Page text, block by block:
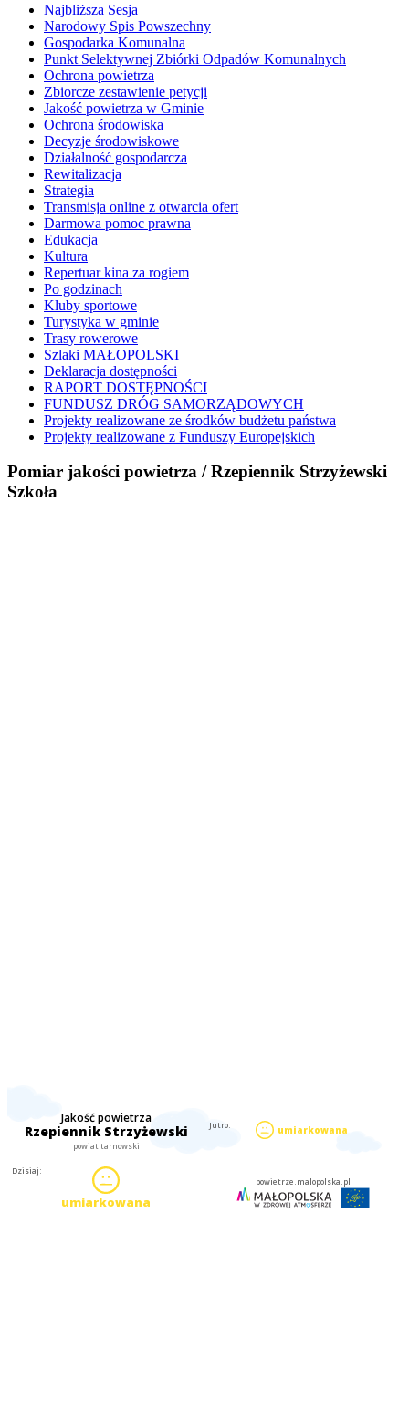
Najbliższa Sesja
Narodowy Spis Powszechny
Gospodarka Komunalna
Punkt Selektywnej Zbiórki Odpadów Komunalnych
Ochrona powietrza
Zbiorcze zestawienie petycji
Jakość powietrza w Gminie
Ochrona środowiska
Decyzje środowiskowe
Działalność gospodarcza
Rewitalizacja
Strategia
Transmisja online z otwarcia ofert
Darmowa pomoc prawna
Edukacja
Kultura
Repertuar kina za rogiem
Po godzinach
Kluby sportowe
Turystyka w gminie
Trasy rowerowe
Szlaki MAŁOPOLSKI
Deklaracja dostępności
RAPORT DOSTĘPNOŚCI
FUNDUSZ DRÓG SAMORZĄDOWYCH
Projekty realizowane ze środków budżetu państwa
Projekty realizowane z Funduszy Europejskich
Pomiar jakości powietrza / Rzepiennik Strzyżewski
Szkoła